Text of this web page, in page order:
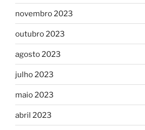
novembro 2023
outubro 2023
agosto 2023
julho 2023
maio 2023
abril 2023